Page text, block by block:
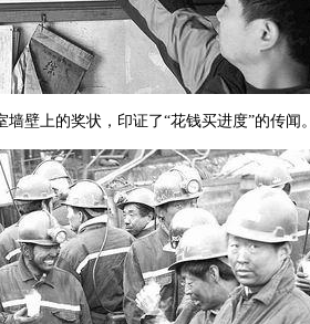
壁上的奖状，印证了“花钱买进度”的传闻。